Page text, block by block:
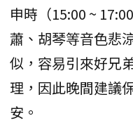
申時（15:00 ~
蕭、胡琴等音色悲
似，容易引來好兄
理，因此晚間建議
安。